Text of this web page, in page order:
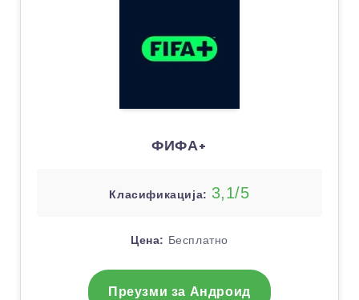
ФИФА+
Класификација: 3,1/5
Цена: Бесплатно
Преузми за Андроид